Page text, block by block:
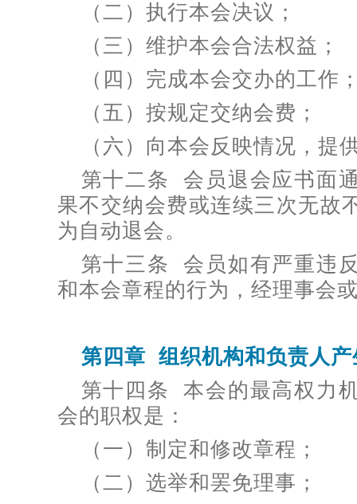
（二）执行本会决议；
（三）维护本会合法权益；
（四）完成本会交办的工作
（五）按规定交纳会费；
（六）向本会反映情况，提
第十二条 会员退会应书面
果不交纳会费或连续三次无故
为自动退会。
第十三条 会员如有严重违
和本会章程的行为，经理事会
第四章 组织机构和负责人产
第十四条 本会的最高权力
会的职权是：
（一）制定和修改章程；
（二）选举和罢免理事；